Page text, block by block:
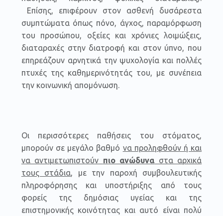
Επίσης, επιφέρουν στον ασθενή δυσάρεστα
συμπτώματα όπως πόνο, άγχος, παραμόρφωση
του προσώπου, οξείες και χρόνιες λοιμώξεις,
διαταραχές στην διατροφή και στον ύπνο, που
επηρεάζουν αρνητικά την ψυχολογία και πολλές
πτυχές της καθημερινότητάς του, με συνέπεια
την κοινωνική απομόνωση.
Οι περισσότερες παθήσεις του στόματος,
μπορούν σε μεγάλο βαθμό να προληφθούν ή και
να αντιμετωπιστούν πιο ανώδυνα στα αρχικά
τους στάδια, με την παροχή συμβουλευτικής
πληροφόρησης και υποστήριξης από τους
φορείς της δημόσιας υγείας και της
επιστημονικής κοινότητας και αυτό είναι πολύ